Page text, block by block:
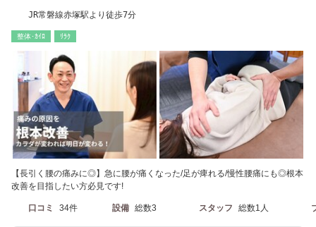
JR常磐線赤塚駅より徒歩7分
整体･ｶｲﾛ ﾘﾗｸ
【長引く腰の痛みに◎】急に腰が痛くなった/足が痺れる/慢性腰痛にも◎根本
改善を目指したい方必見です!
口コミ 34件 設備 総数3 スタッフ 総数1人